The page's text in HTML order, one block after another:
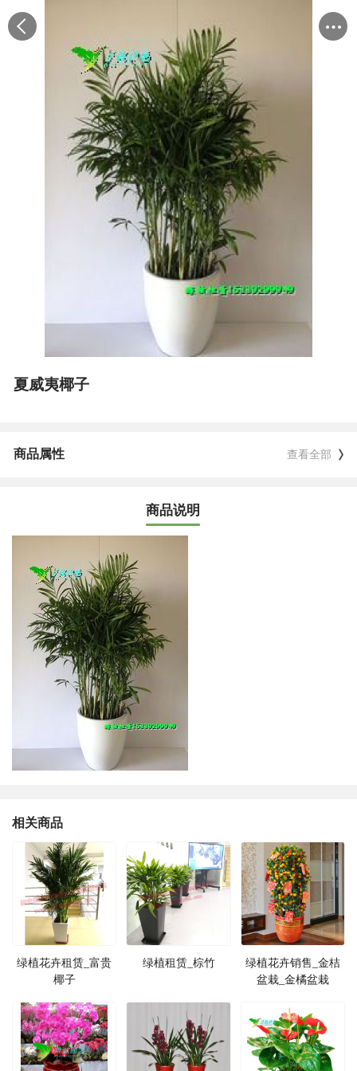
夏威夷椰子
商品属性 查看全部
商品说明
相关商品
绿植花卉租赁_富贵
椰子
绿植租赁_棕竹
绿植花卉销售_金桔
盆栽_金橘盆栽